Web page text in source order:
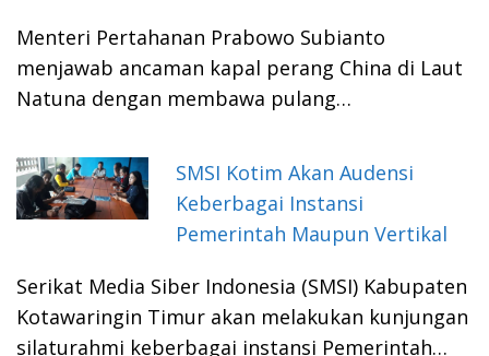
Menteri Pertahanan Prabowo Subianto
menjawab ancaman kapal perang China di Laut
Natuna dengan membawa pulang…
SMSI Kotim Akan Audensi
Keberbagai Instansi
Pemerintah Maupun Vertikal
Serikat Media Siber Indonesia (SMSI) Kabupaten
Kotawaringin Timur akan melakukan kunjungan
silaturahmi keberbagai instansi Pemerintah…